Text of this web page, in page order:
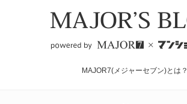
MAJOR7(メジャーセブン)とは？